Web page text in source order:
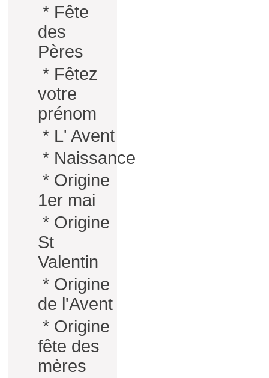
* Fête
des
Pères
* Fêtez
votre
prénom
* L' Avent
* Naissance
* Origine
1er mai
* Origine
St
Valentin
* Origine
de l'Avent
* Origine
fête des
mères